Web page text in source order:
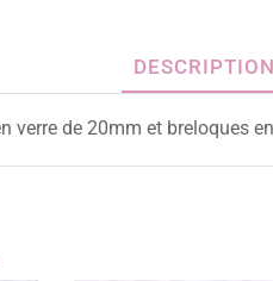
DESCRIPTION
verre de 20mm et breloques